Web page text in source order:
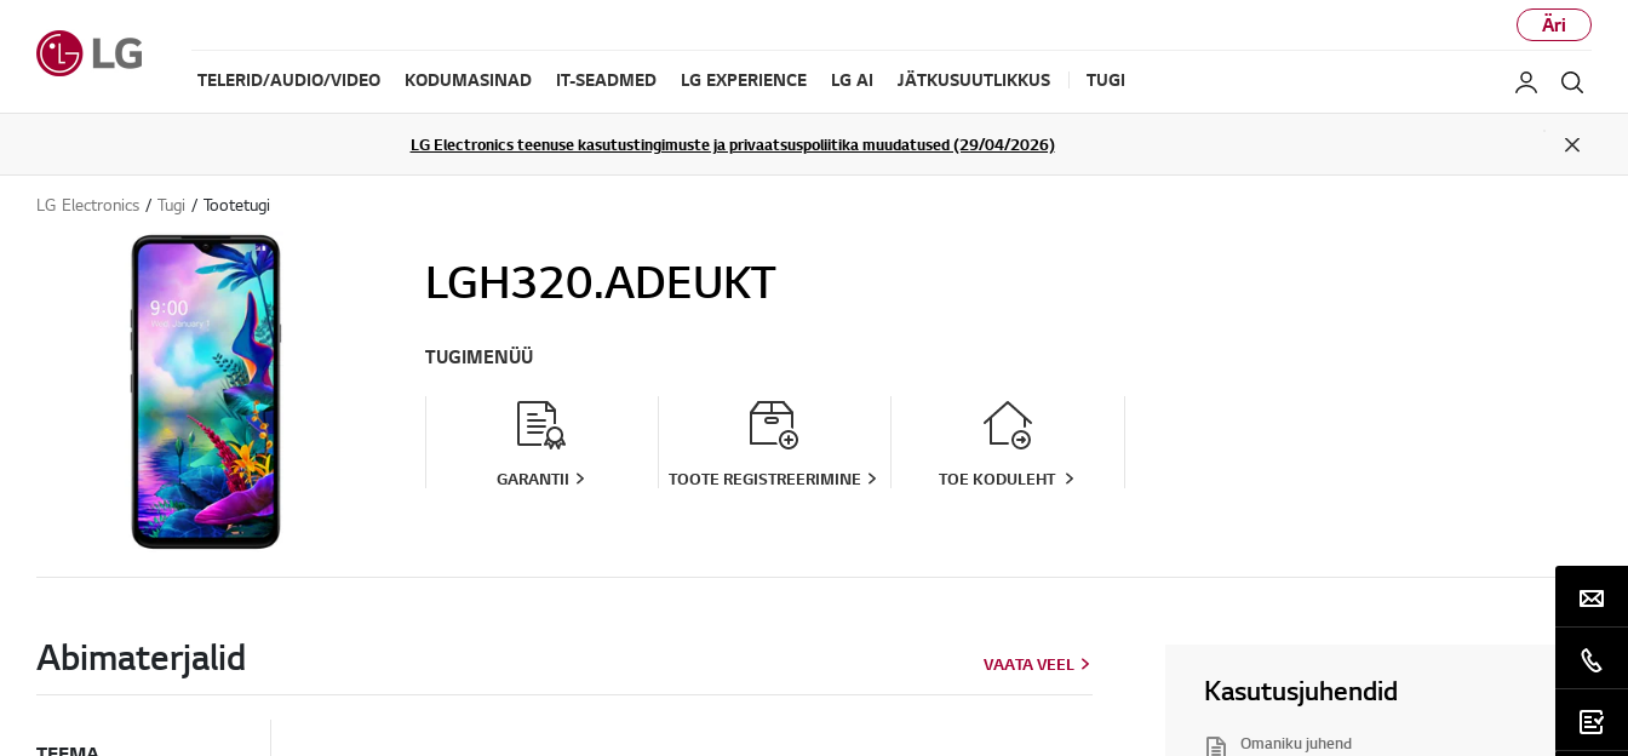
Äri
TELERID/AUDIO/VIDEO KODUMASINAD IT-SEADMED LG EXPERIENCE LG AI JÄTKUSUUTLIKKUS TUGI Minu LG
LG Electronics teenuse kasutustingimuste ja privaatsuspoliitika muudatused (29/04/2026)
Close
LG Electronics Tugi Tootetugi
LGH320.ADEUKT
TUGIMENÜÜ
GARANTII TOOTE REGISTREERIMINE TOE KODULEHT
Abimaterjalid VAATA VEEL
Kasutusjuhendid
Omaniku juhend